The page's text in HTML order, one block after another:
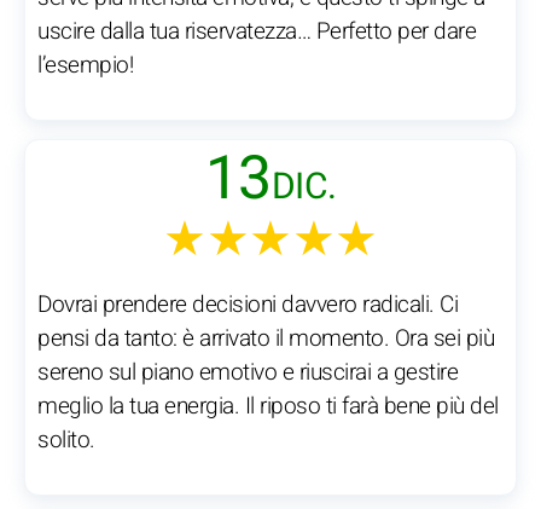
uscire dalla tua riservatezza… Perfetto per dare
l’esempio!
13DIC.
★★★★★
Dovrai prendere decisioni davvero radicali. Ci
pensi da tanto: è arrivato il momento. Ora sei più
sereno sul piano emotivo e riuscirai a gestire
meglio la tua energia. Il riposo ti farà bene più del
solito.